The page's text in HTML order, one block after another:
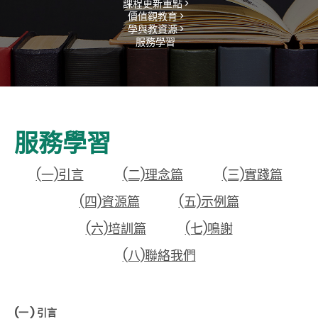
課程更新重點 >
價值觀教育 >
學與教資源 >
服務學習
服務學習
(一)引言 (二)理念篇
(三)實踐篇
(四)資源篇
(五)示例篇
(六)培訓篇
(七)鳴謝
(八)聯絡我們
(一 ) 引言